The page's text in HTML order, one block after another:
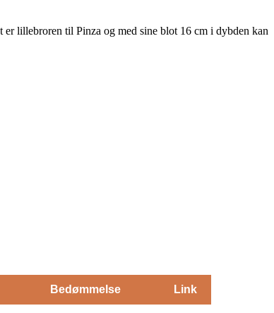
lillebroren til Pinza og med sine blot 16 cm i dybden kan
Bedømmelse Link